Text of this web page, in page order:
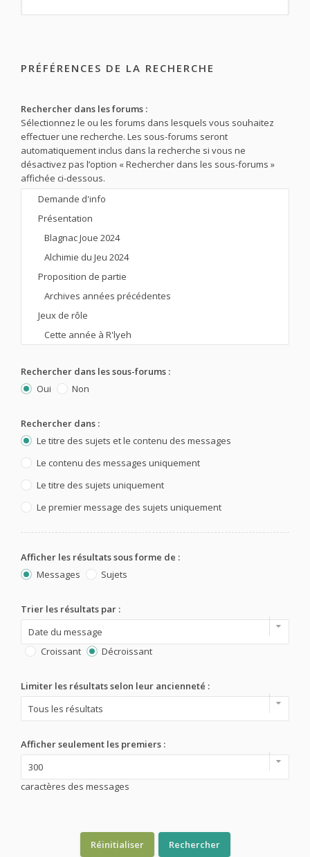
PRÉFÉRENCES DE LA RECHERCHE
Rechercher dans les forums :
Sélectionnez le ou les forums dans lesquels vous souhaitez
effectuer une recherche. Les sous-forums seront
automatiquement inclus dans la recherche si vous ne
désactivez pas l’option « Rechercher dans les sous-forums »
affichée ci-dessous.
Rechercher dans les sous-forums :
Oui
Non
Rechercher dans :
Le titre des sujets et le contenu des messages
Le contenu des messages uniquement
Le titre des sujets uniquement
Le premier message des sujets uniquement
Afficher les résultats sous forme de :
Messages
Sujets
Trier les résultats par :
Croissant Décroissant
Limiter les résultats selon leur ancienneté :
Afficher seulement les premiers :
caractères des messages